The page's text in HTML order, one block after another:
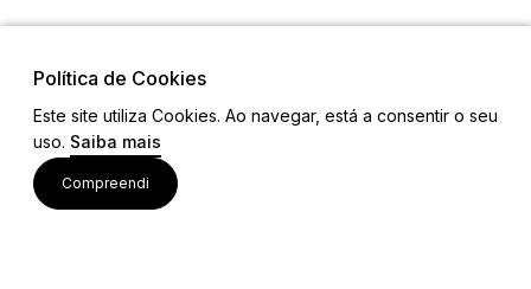
Política de Cookies
Este site utiliza Cookies. Ao navegar, está a consentir o seu
uso. Saiba mais
Compreendi
Links
Ligações Úteis
Contactos